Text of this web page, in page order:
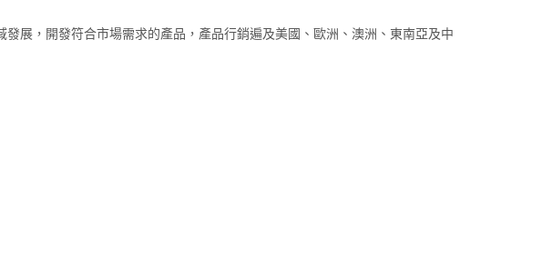
展，開發符合市場需求的產品，產品行銷遍及美國、歐洲、澳洲、東南亞及中